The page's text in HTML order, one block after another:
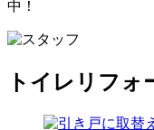
中！
トイレリフォ